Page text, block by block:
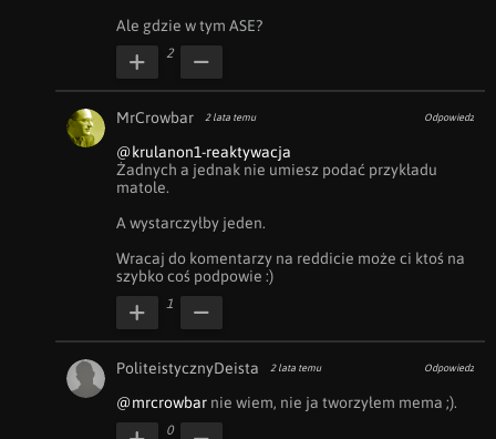
Ale gdzie w tym ASE?
2
MrCrowbar 2 lata temu Odpowiedz
@krulanon1-reaktywacja
Żadnych a jednak nie umiesz podać przykładu
matole.
A wystarczyłby jeden.
Wracaj do komentarzy na reddicie może ci ktoś na
szybko coś podpowie :)
1
PoliteistycznyDeista 2 lata temu Odpowiedz
@mrcrowbar nie wiem, nie ja tworzyłem mema ;).
0